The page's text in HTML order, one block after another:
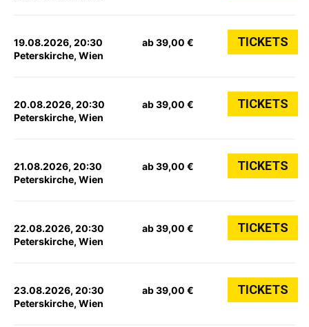
19.08.2026, 20:30
Peterskirche, Wien
ab 39,00 € TICKETS
20.08.2026, 20:30
Peterskirche, Wien
ab 39,00 € TICKETS
21.08.2026, 20:30
Peterskirche, Wien
ab 39,00 € TICKETS
22.08.2026, 20:30
Peterskirche, Wien
ab 39,00 € TICKETS
23.08.2026, 20:30
Peterskirche, Wien
ab 39,00 € TICKETS